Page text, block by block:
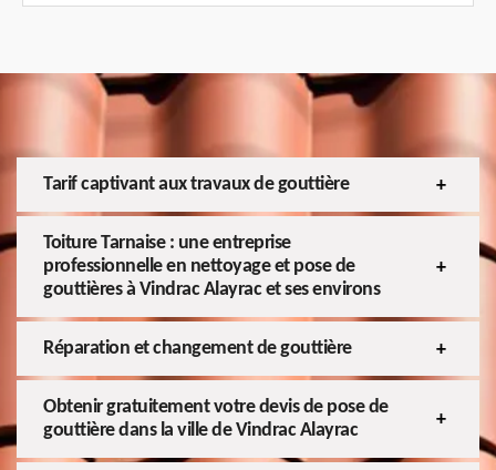
Tarif captivant aux travaux de gouttière
Toiture Tarnaise : une entreprise
professionnelle en nettoyage et pose de
gouttières à Vindrac Alayrac et ses environs
Réparation et changement de gouttière
Obtenir gratuitement votre devis de pose de
gouttière dans la ville de Vindrac Alayrac